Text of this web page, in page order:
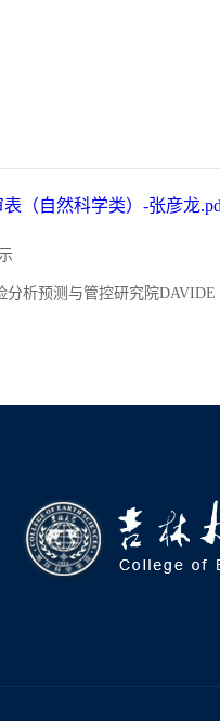
（自然科学类）-张彦龙
析预测与管控研究院